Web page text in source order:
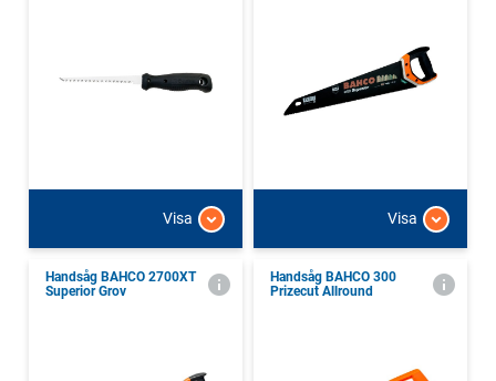
Visa Visa
Handsåg BAHCO 2700XT
Superior Grov
Handsåg BAHCO 300
Prizecut Allround